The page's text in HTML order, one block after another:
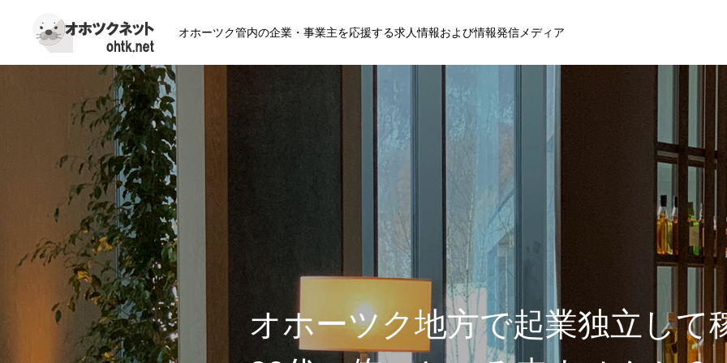
オホーツク管内の企業・事業主を応援する求人情報および情報発信メディア
オホーツク地方で起業独立して